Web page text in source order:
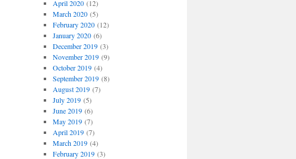
April 2020(12)
March 2020(5)
February 2020(12)
January 2020(6)
December 2019(3)
November 2019(9)
October 2019(4)
September 2019(8)
August 2019(7)
July 2019(5)
June 2019(6)
May 2019(7)
April 2019(7)
March 2019(4)
February 2019(3)